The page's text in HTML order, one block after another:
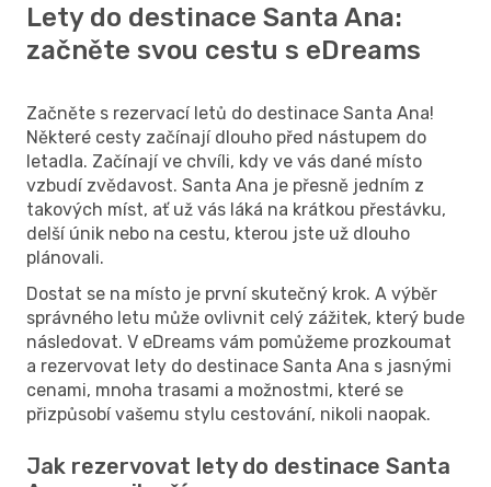
Lety do destinace Santa Ana:
začněte svou cestu s eDreams
Začněte s rezervací letů do destinace Santa Ana!
Některé cesty začínají dlouho před nástupem do
letadla. Začínají ve chvíli, kdy ve vás dané místo
vzbudí zvědavost. Santa Ana je přesně jedním z
takových míst, ať už vás láká na krátkou přestávku,
delší únik nebo na cestu, kterou jste už dlouho
plánovali.
Dostat se na místo je první skutečný krok. A výběr
správného letu může ovlivnit celý zážitek, který bude
následovat. V eDreams vám pomůžeme prozkoumat
a rezervovat lety do destinace Santa Ana s jasnými
cenami, mnoha trasami a možnostmi, které se
přizpůsobí vašemu stylu cestování, nikoli naopak.
Jak rezervovat lety do destinace Santa